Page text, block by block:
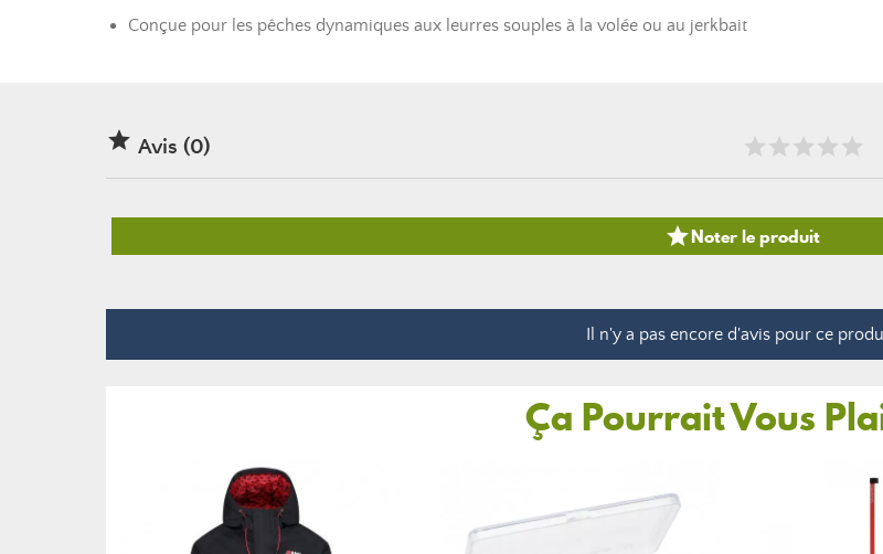
Conçue pour les pêches dynamiques aux leurres souples à la volée ou au jerkbait
 Avis (0)
Noter le produit
Il n'y a pas encore d'avis pour ce
Ça Pourrait Vous